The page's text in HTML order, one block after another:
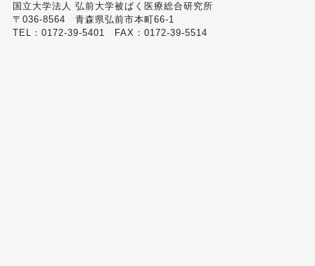
国立大学法人 弘前大学被ばく医療総合研究所
〒036-8564 青森県弘前市本町66-1
TEL：0172-39-5401 FAX：0172-39-5514